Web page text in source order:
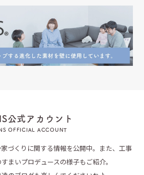
公式アカウント
OFFICIAL ACCOUNT
づくりに関する情報を公開中。また、工事
まいプロデュースの様子もご紹介。